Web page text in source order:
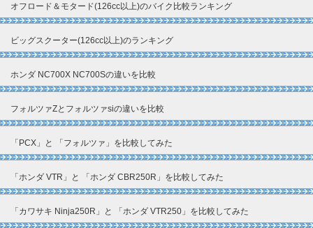
ティ)
オフロード＆モタード(126cc以上)のバイク比較ランキング
ビッグスクーター(126cc以上)のランキング
ホンダ NC700X NC700Sの違いを比較
フォルツァZとフォルツァsiの違いを比較
「PCX」と 「フォルツァ」を比較してみた
「ホンダ VTR」と 「ホンダ CBR250R」を比較してみた
「カワサキ Ninja250R」と 「ホンダ VTR250」を比較してみた